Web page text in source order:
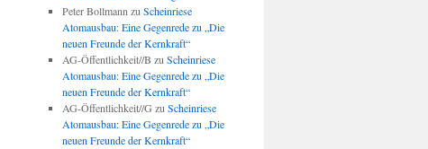
Peter Bollmann zu Scheinriese
Atomausbau: Eine Gegenrede zu „Die
neuen Freunde der Kernkraft“
AG-Öffentlichkeit//B zu Scheinriese
Atomausbau: Eine Gegenrede zu „Die
neuen Freunde der Kernkraft“
AG-Öffentlichkeit//G zu Scheinriese
Atomausbau: Eine Gegenrede zu „Die
neuen Freunde der Kernkraft“